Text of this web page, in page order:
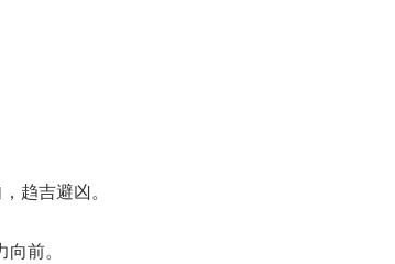
趋吉避凶。
前。